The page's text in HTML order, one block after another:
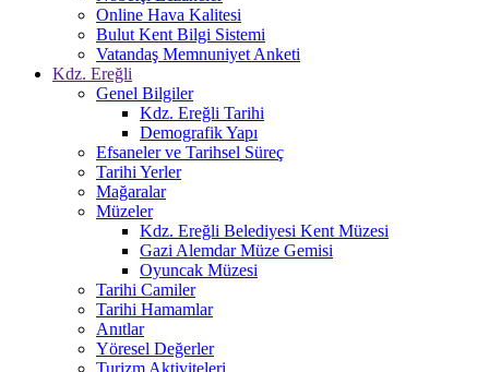
Online Hava Kalitesi
Bulut Kent Bilgi Sistemi
Vatandaş Memnuniyet Anketi
Kdz. Ereğli
Genel Bilgiler
Kdz. Ereğli Tarihi
Demografik Yapı
Efsaneler ve Tarihsel Süreç
Tarihi Yerler
Mağaralar
Müzeler
Kdz. Ereğli Belediyesi Kent Müzesi
Gazi Alemdar Müze Gemisi
Oyuncak Müzesi
Tarihi Camiler
Tarihi Hamamlar
Anıtlar
Yöresel Değerler
Turizm Aktiviteleri